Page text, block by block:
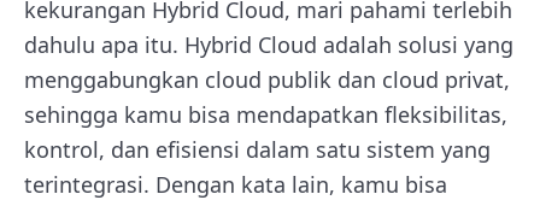
kekurangan Hybrid Cloud, mari pahami terlebih
dahulu apa itu. Hybrid Cloud adalah solusi yang
menggabungkan cloud publik dan cloud privat,
sehingga kamu bisa mendapatkan fleksibilitas,
kontrol, dan efisiensi dalam satu sistem yang
terintegrasi. Dengan kata lain, kamu bisa